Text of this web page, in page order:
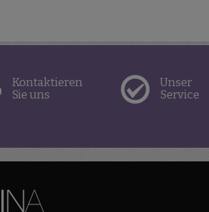
Kontaktieren
Sie uns
Unser
Service